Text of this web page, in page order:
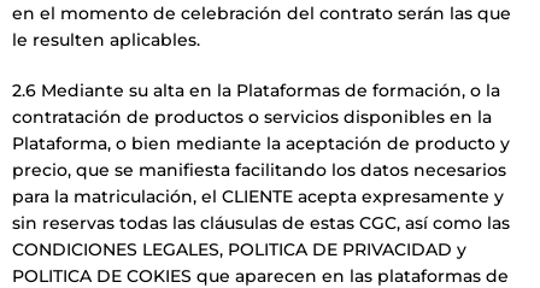
en el momento de celebración del contrato serán las que
le resulten aplicables.
2.6 Mediante su alta en la Plataformas de formación, o la
contratación de productos o servicios disponibles en la
Plataforma, o bien mediante la aceptación de producto y
precio, que se manifiesta facilitando los datos necesarios
para la matriculación, el CLIENTE acepta expresamente y
sin reservas todas las cláusulas de estas CGC, así como las
CONDICIONES LEGALES, POLITICA DE PRIVACIDAD y
POLITICA DE COKIES que aparecen en las plataformas de